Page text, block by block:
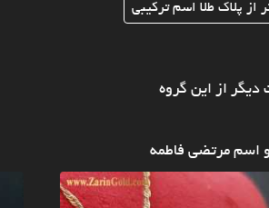
از پلاک طلا اسم ترکیبی
دیگر از این گروه
اسم مرتضی فاطمه